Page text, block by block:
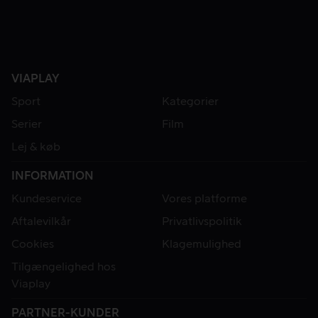
VIAPLAY
Sport
Kategorier
Serier
Film
Lej & køb
INFORMATION
Kundeservice
Vores platforme
Aftalevilkår
Privatlivspolitik
Cookies
Klagemulighed
Tilgængelighed hos
Viaplay
PARTNER-KUNDER